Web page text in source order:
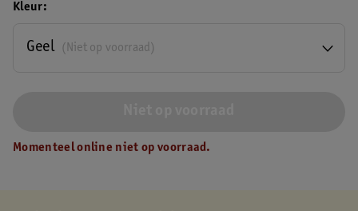
Kleur
(Niet op voorraad)
Geel
Momenteel online niet op voorraad.